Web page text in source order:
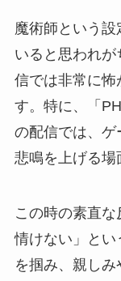
魔術師という
いると思われ
信では非常に怖
す。特に、「
の配信では、
悲鳴を上げる場
この時の素直
情けない」と
を掴み、親し